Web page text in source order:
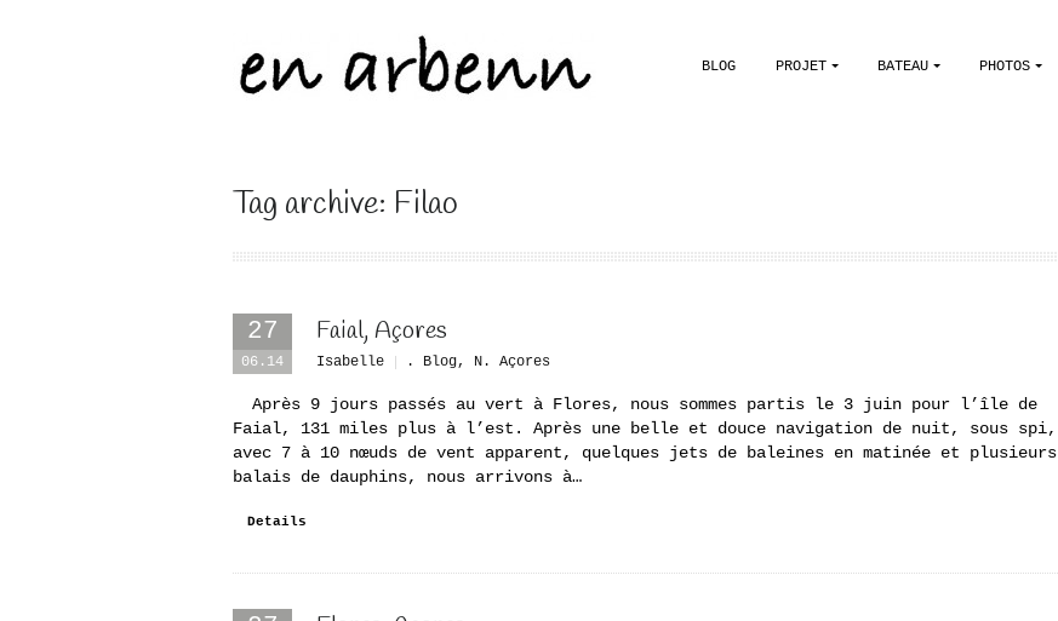
BLOG PROJET BATEAU PHOTOS
Tag archive: Filao
27
06.14
Faial, Açores
Isabelle . Blog, N. Açores
Après 9 jours passés au vert à Flores, nous sommes partis le 3 juin pour l’île de
Faial, 131 miles plus à l’est. Après une belle et douce navigation de nuit, sous spi,
avec 7 à 10 nœuds de vent apparent, quelques jets de baleines en matinée et plusieurs
balais de dauphins, nous arrivons à…
Details